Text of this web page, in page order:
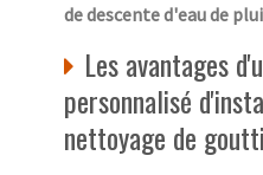
de descente d'eau de
Les avantages
personnalisé
nettoyage de